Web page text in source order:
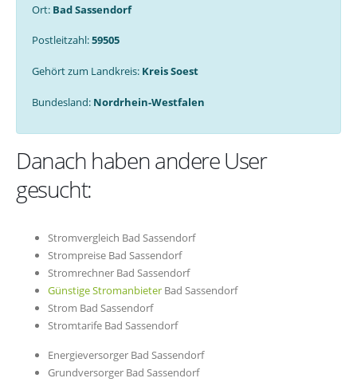
Ort: Bad Sassendorf
Postleitzahl:59505
Gehört zum Landkreis: Kreis Soest
Bundesland: Nordrhein-Westfalen
Danach haben andere User
gesucht:
Stromvergleich Bad Sassendorf
Strompreise Bad Sassendorf
Stromrechner Bad Sassendorf
Günstige Stromanbieter Bad Sassendorf
Strom Bad Sassendorf
Stromtarife Bad Sassendorf
Energieversorger Bad Sassendorf
Grundversorger Bad Sassendorf